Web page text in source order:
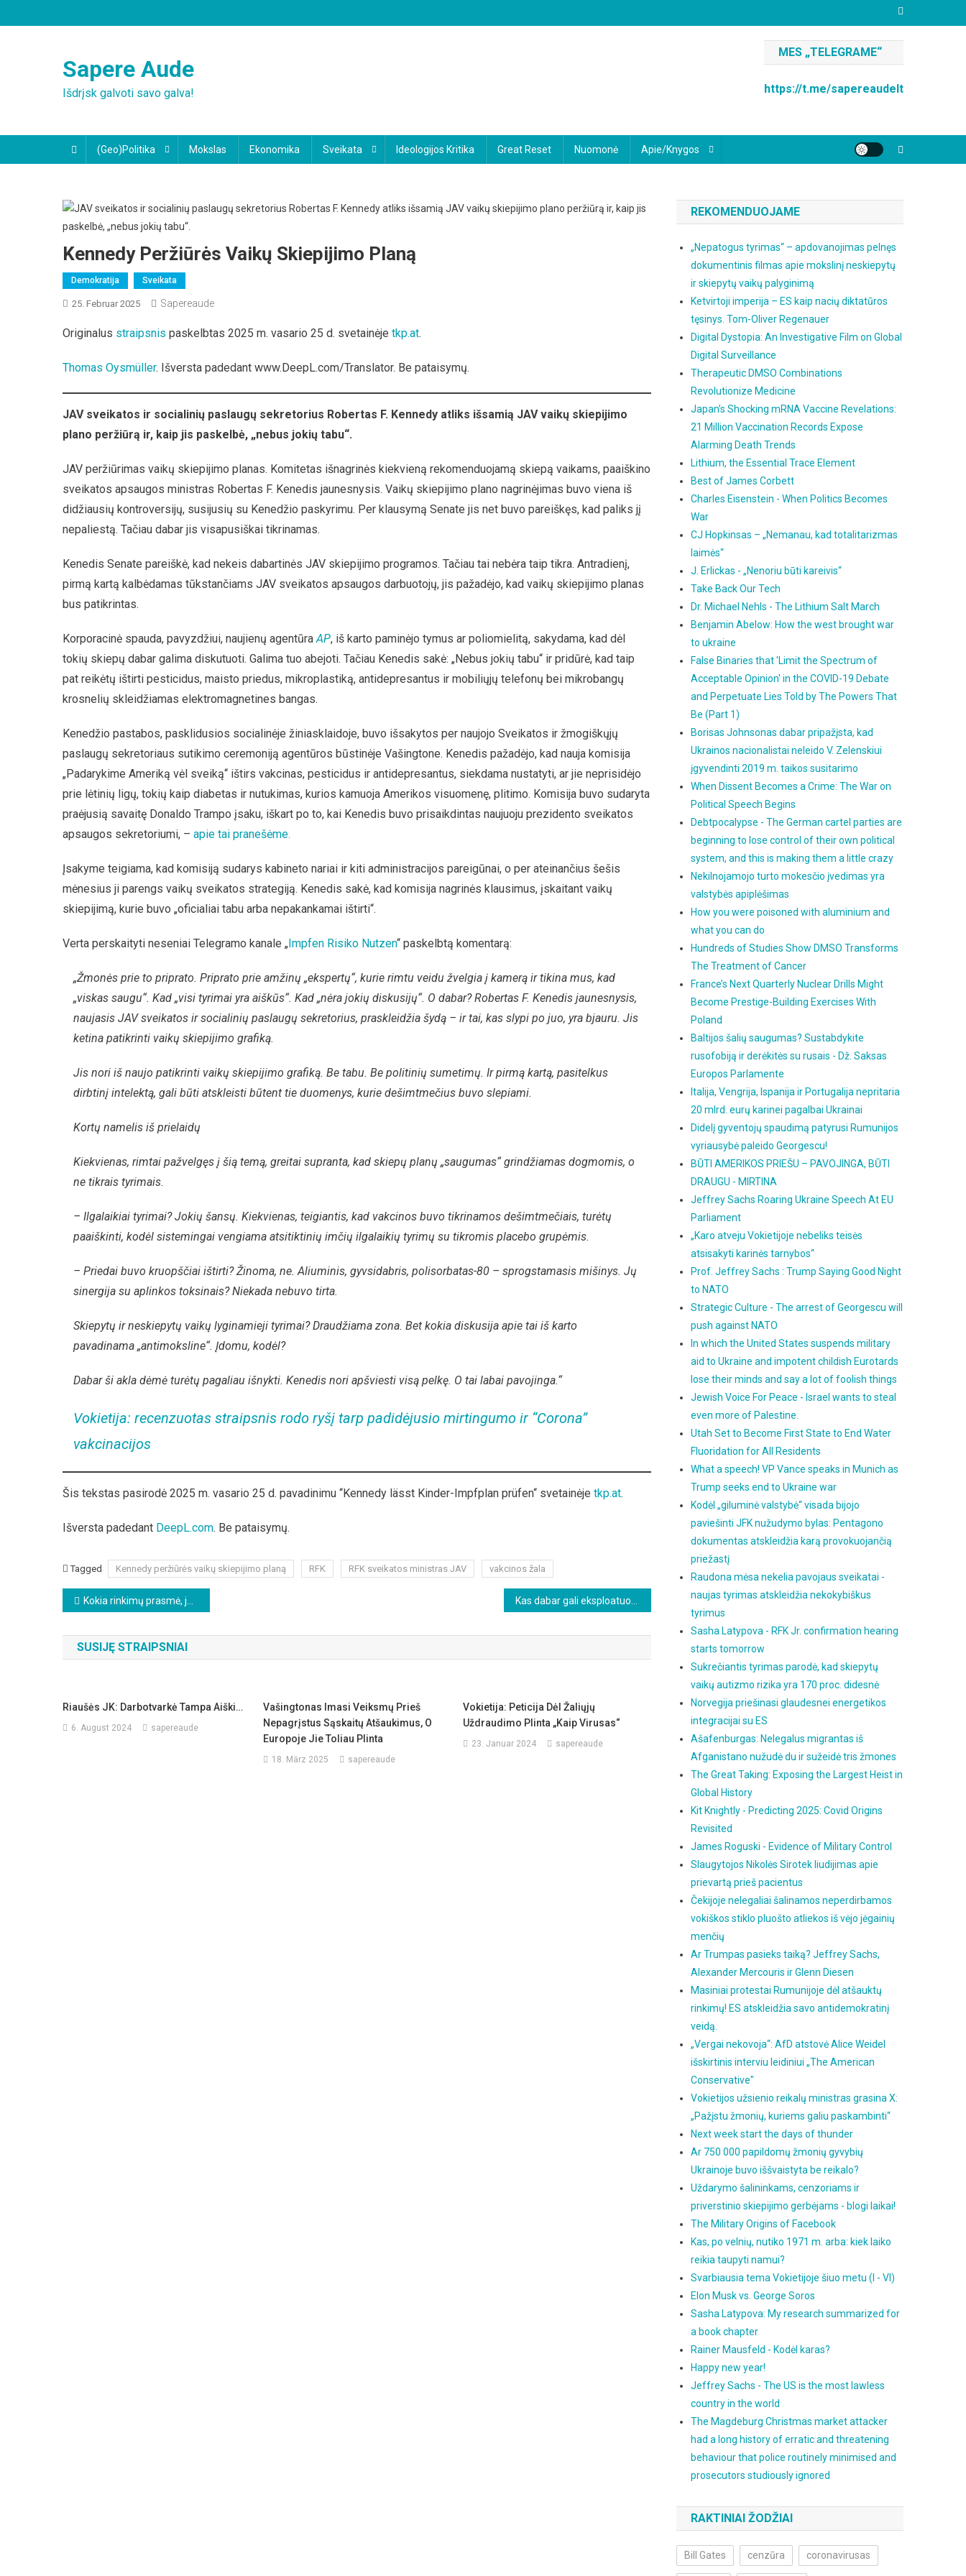
to
Sapere Aude
Išdrįsk galvoti savo galva!
MES „TELEGRAME“
https://t.me/sapereaudelt
(Geo)Politika Mokslas Ekonomika Sveikata Ideologijos Kritika Great Reset Nuomonė Apie/knygos
Kennedy Peržiūrės Vaikų Skiepijimo Planą
Demokratija Sveikata
25. Februar 2025 Sapereaude
Originalus straipsnis paskelbtas 2025 m. vasario 25 d. svetainėje tkp.at.
Thomas Oysmüller. Išversta padedant www.DeepL.com/Translator. Be pataisymų.
JAV sveikatos ir socialinių paslaugų sekretorius Robertas F. Kennedy atliks išsamią JAV vaikų skiepijimo
plano peržiūrą ir, kaip jis paskelbė, „nebus jokių tabu“.
JAV peržiūrimas vaikų skiepijimo planas. Komitetas išnagrinės kiekvieną rekomenduojamą skiepą vaikams, paaiškino
sveikatos apsaugos ministras Robertas F. Kenedis jaunesnysis. Vaikų skiepijimo plano nagrinėjimas buvo viena iš
didžiausių kontroversijų, susijusių su Kenedžio paskyrimu. Per klausymą Senate jis net buvo pareiškęs, kad paliks jį
nepaliestą. Tačiau dabar jis visapusiškai tikrinamas.
Kenedis Senate pareiškė, kad nekeis dabartinės JAV skiepijimo programos. Tačiau tai nebėra taip tikra. Antradienį,
pirmą kartą kalbėdamas tūkstančiams JAV sveikatos apsaugos darbuotojų, jis pažadėjo, kad vaikų skiepijimo planas
bus patikrintas.
Korporacinė spauda, pavyzdžiui, naujienų agentūraAP, iš karto paminėjo tymus ar poliomielitą, sakydama, kad dėl
tokių skiepų dabar galima diskutuoti. Galima tuo abejoti. Tačiau Kenedis sakė: „Nebus jokių tabu“ ir pridūrė, kad taip
pat reikėtų ištirti pesticidus, maisto priedus, mikroplastiką, antidepresantus ir mobiliųjų telefonų bei mikrobangų
krosnelių skleidžiamas elektromagnetines bangas.
Kenedžio pastabos, pasklidusios socialinėje žiniasklaidoje, buvo išsakytos per naujojo Sveikatos ir žmogiškųjų
paslaugų sekretoriaus sutikimo ceremoniją agentūros būstinėje Vašingtone. Kenedis pažadėjo, kad nauja komisija
„Padarykime Ameriką vėl sveiką“ ištirs vakcinas, pesticidus ir antidepresantus, siekdama nustatyti, ar jie neprisidėjo
prie lėtinių ligų, tokių kaip diabetas ir nutukimas, kurios kamuoja Amerikos visuomenę, plitimo. Komisija buvo sudaryta
praėjusią savaitę Donaldo Trampo įsaku, iškart po to, kai Kenedis buvo prisaikdintas naujuoju prezidento sveikatos
apsaugos sekretoriumi, – apie tai pranešėme.
Įsakyme teigiama, kad komisiją sudarys kabineto nariai ir kiti administracijos pareigūnai, o per ateinančius šešis
mėnesius ji parengs vaikų sveikatos strategiją. Kenedis sakė, kad komisija nagrinės klausimus, įskaitant vaikų
skiepijimą, kurie buvo „oficialiai tabu arba nepakankamai ištirti“.
Verta perskaityti neseniai Telegramo kanale „Impfen Risiko Nutzen“ paskelbtą komentarą:
„Žmonės prie to priprato. Priprato prie amžinų „ekspertų“, kurie rimtu veidu žvelgia į kamerą ir tikina mus, kad
„viskas saugu“. Kad „visi tyrimai yra aiškūs“. Kad „nėra jokių diskusijų“. O dabar? Robertas F. Kenedis jaunesnysis,
naujasis JAV sveikatos ir socialinių paslaugų sekretorius, praskleidžia šydą – ir tai, kas slypi po juo, yra bjauru. Jis
ketina patikrinti vaikų skiepijimo grafiką.
Jis nori iš naujo patikrinti vaikų skiepijimo grafiką. Be tabu. Be politinių sumetimų. Ir pirmą kartą, pasitelkus
dirbtinį intelektą, gali būti atskleisti būtent tie duomenys, kurie dešimtmečius buvo slepiami.
Kortų namelis iš prielaidų
Kiekvienas, rimtai pažvelgęs į šią temą, greitai supranta, kad skiepų planų „saugumas“ grindžiamas dogmomis, o
ne tikrais tyrimais.
– Ilgalaikiai tyrimai? Jokių šansų. Kiekvienas, teigiantis, kad vakcinos buvo tikrinamos dešimtmečiais, turėtų
paaiškinti, kodėl sistemingai vengiama atsitiktinių imčių ilgalaikių tyrimų su tikromis placebo grupėmis.
– Priedai buvo kruopščiai ištirti? Žinoma, ne. Aliuminis, gyvsidabris, polisorbatas-80 – sprogstamasis mišinys. Jų
sinergija su aplinkos toksinais? Niekada nebuvo tirta.
Skiepytų ir neskiepytų vaikų lyginamieji tyrimai? Draudžiama zona. Bet kokia diskusija apie tai iš karto
pavadinama „antimoksline“. Įdomu, kodėl?
Dabar ši akla dėmė turėtų pagaliau išnykti. Kenedis nori apšviesti visą pelkę. O tai labai pavojinga.“
Vokietija: recenzuotas straipsnis rodo ryšį tarp padidėjusio mirtingumo ir “Corona”
vakcinacijos
Šis tekstas pasirodė 2025 m. vasario 25 d. pavadinimu “Kennedy lässt Kinder-Impfplan prüfen“ svetainėje tkp.at.
Išversta padedant DeepL.com. Be pataisymų.
Tagged Kennedy peržiūrės vaikų skiepijimo planą RFK RFK sveikatos ministras JAV vakcinos žala
Beitragsnavigation
Kokia rinkimų prasmė, jei problema yra sistema?
SUSIJĘ STRAIPSNIAI
Riaušės JK: Darbotvarkė Tampa Aiški…
6. August 2024 sapereaude
Vašingtonas Imasi Veiksmų Prieš
Nepagrįstus Sąskaitų Atšaukimus, O
Europoje Jie Toliau Plinta
18. März 2025 sapereaude
Vokietija: Peticija Dėl Žaliųjų
Uždraudimo Plinta „kaip Virusas“
23. Januar 2024 sapereaude
REKOMENDUOJAME
„Nepatogus tyrimas“ – apdovanojimas pelnęs
dokumentinis filmas apie mokslinį neskiepytų
ir skiepytų vaikų palyginimą
Ketvirtoji imperija – ES kaip nacių diktatūros
tęsinys. Tom-Oliver Regenauer
Digital Dystopia: An Investigative Film on Global
Digital Surveillance
Therapeutic DMSO Combinations
Revolutionize Medicine
Japan’s Shocking mRNA Vaccine Revelations:
21 Million Vaccination Records Expose
Alarming Death Trends
Lithium, the Essential Trace Element
Best of James Corbett
Charles Eisenstein - When Politics Becomes
War
CJ Hopkinsas – „Nemanau, kad totalitarizmas
laimės“
J. Erlickas - „Nenoriu būti kareivis“
Take Back Our Tech
Dr. Michael Nehls - The Lithium Salt March
Benjamin Abelow: How the west brought war
to ukraine
False Binaries that 'Limit the Spectrum of
Acceptable Opinion' in the COVID-19 Debate
and Perpetuate Lies Told by The Powers That
Be (Part 1)
Borisas Johnsonas dabar pripažįsta, kad
Ukrainos nacionalistai neleido V. Zelenskiui
įgyvendinti 2019 m. taikos susitarimo
When Dissent Becomes a Crime: The War on
Political Speech Begins
Debtpocalypse - The German cartel parties are
beginning to lose control of their own political
system, and this is making them a little crazy
Nekilnojamojo turto mokesčio įvedimas yra
valstybės apiplėšimas
How you were poisoned with aluminium and
what you can do
Hundreds of Studies Show DMSO Transforms
The Treatment of Cancer
France’s Next Quarterly Nuclear Drills Might
Become Prestige-Building Exercises With
Poland
Baltijos šalių saugumas? Sustabdykite
rusofobiją ir derėkitės su rusais - Dž. Saksas
Europos Parlamente
Italija, Vengrija, Ispanija ir Portugalija nepritaria
20 mlrd. eurų karinei pagalbai Ukrainai
Didelį gyventojų spaudimą patyrusi Rumunijos
vyriausybė paleido Georgescu!
BŪTI AMERIKOS PRIEŠU – PAVOJINGA, BŪTI
DRAUGU - MIRTINA
Jeffrey Sachs Roaring Ukraine Speech At EU
Parliament
„Karo atveju Vokietijoje nebeliks teisės
atsisakyti karinės tarnybos“
Prof. Jeffrey Sachs : Trump Saying Good Night
to NATO
Strategic Culture - The arrest of Georgescu will
push against NATO
In which the United States suspends military
aid to Ukraine and impotent childish Eurotards
lose their minds and say a lot of foolish things
Jewish Voice For Peace - Israel wants to steal
even more of Palestine.
Utah Set to Become First State to End Water
Fluoridation for All Residents
What a speech! VP Vance speaks in Munich as
Trump seeks end to Ukraine war
Kodėl „giluminė valstybė“ visada bijojo
paviešinti JFK nužudymo bylas: Pentagono
dokumentas atskleidžia karą provokuojančią
priežastį
Raudona mėsa nekelia pavojaus sveikatai -
naujas tyrimas atskleidžia nekokybiškus
tyrimus
Sasha Latypova - RFK Jr. confirmation hearing
starts tomorrow
Sukrečiantis tyrimas parodė, kad skiepytų
vaikų autizmo rizika yra 170 proc. didesnė
Norvegija priešinasi glaudesnei energetikos
integracijai su ES
Ašafenburgas: Nelegalus migrantas iš
Afganistano nužudė du ir sužeidė tris žmones
The Great Taking: Exposing the Largest Heist in
Global History
Kit Knightly - Predicting 2025: Covid Origins
Revisited
James Roguski - Evidence of Military Control
Slaugytojos Nikolės Sirotek liudijimas apie
prievartą prieš pacientus
Čekijoje nelegaliai šalinamos neperdirbamos
vokiškos stiklo pluošto atliekos iš vėjo jėgainių
menčių
Ar Trumpas pasieks taiką? Jeffrey Sachs,
Alexander Mercouris ir Glenn Diesen
Masiniai protestai Rumunijoje dėl atšauktų
rinkimų! ES atskleidžia savo antidemokratinį
veidą.
„Vergai nekovoja“: AfD atstovė Alice Weidel
išskirtinis interviu leidiniui „The American
Conservative"
Vokietijos užsienio reikalų ministras grasina X:
„Pažįstu žmonių, kuriems galiu paskambinti“
Next week start the days of thunder
Ar 750 000 papildomų žmonių gyvybių
Ukrainoje buvo iššvaistyta be reikalo?
Uždarymo šalininkams, cenzoriams ir
priverstinio skiepijimo gerbėjams - blogi laikai!
The Military Origins of Facebook
Kas, po velnių, nutiko 1971 m. arba: kiek laiko
reikia taupyti namui?
Svarbiausia tema Vokietijoje šiuo metu (I - VI)
Elon Musk vs. George Soros
Sasha Latypova: My research summarized for
a book chapter
Rainer Mausfeld - Kodėl karas?
Happy new year!
Jeffrey Sachs - The US is the most lawless
country in the world
The Magdeburg Christmas market attacker
had a long history of erratic and threatening
behaviour that police routinely minimised and
prosecutors studiously ignored
RAKTINIAI ŽODŽIAI
Bill Gates cenzūra coronavirusas